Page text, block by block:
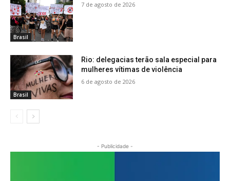
Brasil
7 de agosto de 2026
Brasil
Rio: delegacias terão sala especial para
mulheres vítimas de violência
6 de agosto de 2026
- Publicidade -